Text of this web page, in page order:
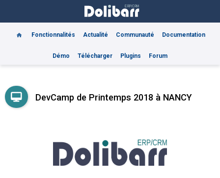
Fonctionnalités Actualité Communauté Documentation
Démo Télécharger Plugins Forum
DevCamp de Printemps 2018 à NANCY